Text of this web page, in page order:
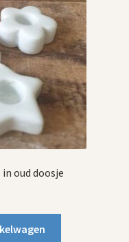
oud doosje